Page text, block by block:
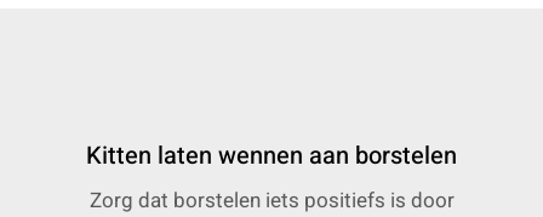
Kitten laten wennen aan borstelen
Zorg dat borstelen iets positiefs is door